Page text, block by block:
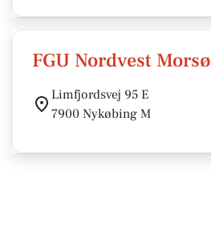
FGU Nordvest Morsø
Limfjordsvej 95 E
7900 Nykøbing M